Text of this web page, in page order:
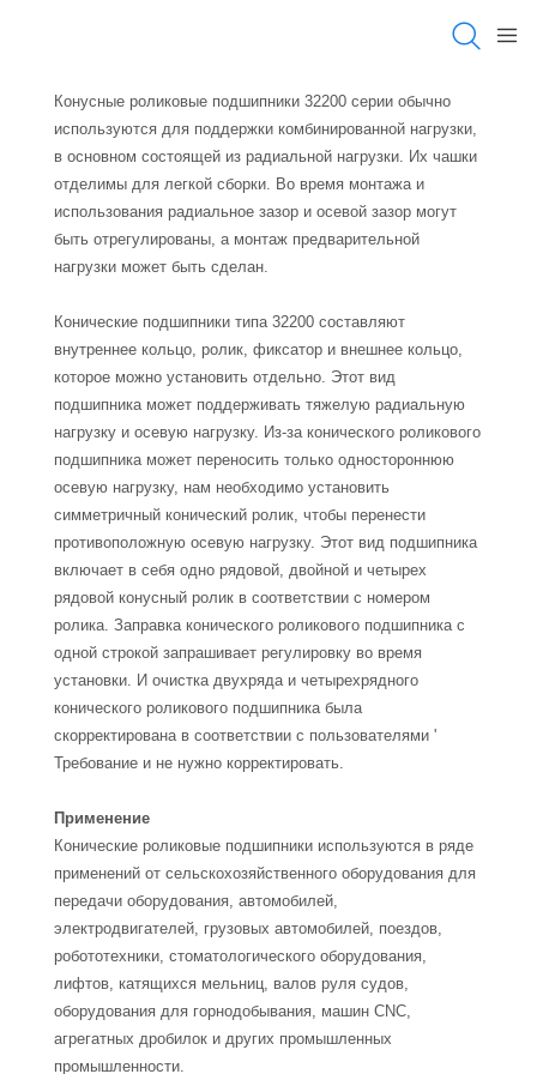
Конусные роликовые подшипники 32200 серии обычно
используются для поддержки комбинированной нагрузки,
в основном состоящей из радиальной нагрузки. Их чашки
отделимы для легкой сборки. Во время монтажа и
использования радиальное зазор и осевой зазор могут
быть отрегулированы, а монтаж предварительной
нагрузки может быть сделан.
Конические подшипники типа 32200 составляют
внутреннее кольцо, ролик, фиксатор и внешнее кольцо,
которое можно установить отдельно. Этот вид
подшипника может поддерживать тяжелую радиальную
нагрузку и осевую нагрузку. Из-за конического роликового
подшипника может переносить только одностороннюю
осевую нагрузку, нам необходимо установить
симметричный конический ролик, чтобы перенести
противоположную осевую нагрузку. Этот вид подшипника
включает в себя одно рядовой, двойной и четырех
рядовой конусный ролик в соответствии с номером
ролика. Заправка конического роликового подшипника с
одной строкой запрашивает регулировку во время
установки. И очистка двухряда и четырехрядного
конического роликового подшипника была
скорректирована в соответствии с пользователями '
Требование и не нужно корректировать.
Применение
Конические роликовые подшипники используются в ряде
применений от сельскохозяйственного оборудования для
передачи оборудования, автомобилей,
электродвигателей, грузовых автомобилей, поездов,
робототехники, стоматологического оборудования,
лифтов, катящихся мельниц, валов руля судов,
оборудования для горнодобывания, машин CNC,
агрегатных дробилок и других промышленных
промышленности.